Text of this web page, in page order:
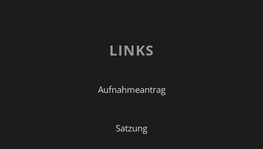
LINKS
Aufnahmeantrag
Satzung